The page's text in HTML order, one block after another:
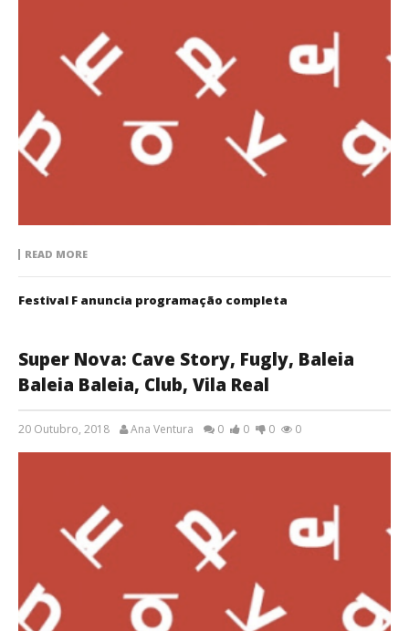
READ MORE
Festival F anuncia programação completa
Super Nova: Cave Story, Fugly, Baleia
Baleia Baleia, Club, Vila Real
20 Outubro, 2018 Ana Ventura 0 0 0 0